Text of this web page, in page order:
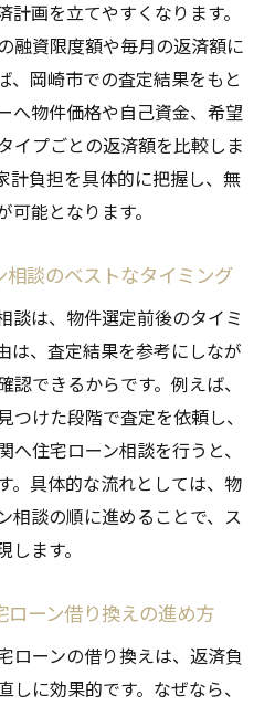
画を立てやすくなります。
融資限度額や毎月の返済額に
、岡崎市での査定結果をもと
へ物件価格や自己資金、希望
イプごとの返済額を比較しま
計負担を具体的に把握し、無
能となります。
談のベストなタイミング
談は、物件選定前後のタイミ
は、査定結果を参考にしなが
できるからです。例えば、
つけた段階で査定を依頼し、
住宅ローン相談を行うと、
。具体的な流れとしては、物
談の順に進めることで、ス
ます。
ーン借り換えの進め方
ローンの借り換えは、返済負
に効果的です。なぜなら、